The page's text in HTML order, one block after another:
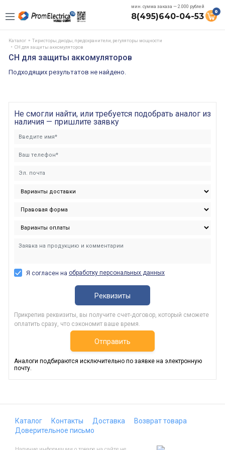
мин. сумма заказа — 2.000 рублей
8(495)640-04-53 0
Каталог
Тиристоры, диоды, предохранители, регуляторы мощности
CH для защиты аккомуляторов
CH для защиты аккомуляторов
Подходящих результатов не найдено.
Не смогли найти, или требуется подобрать аналог из
наличия — пришлите заявку
Я согласен на обработку персональных данных
Реквизиты
Прикрепив реквизиты, вы получите счет-договор, который сможете
оплатить сразу, что сэкономит ваше время.
Отправить
Аналоги подбираются исключительно по заявке на электронную
почту.
Каталог Контакты Доставка
Возврат товара
Доверительное письмо